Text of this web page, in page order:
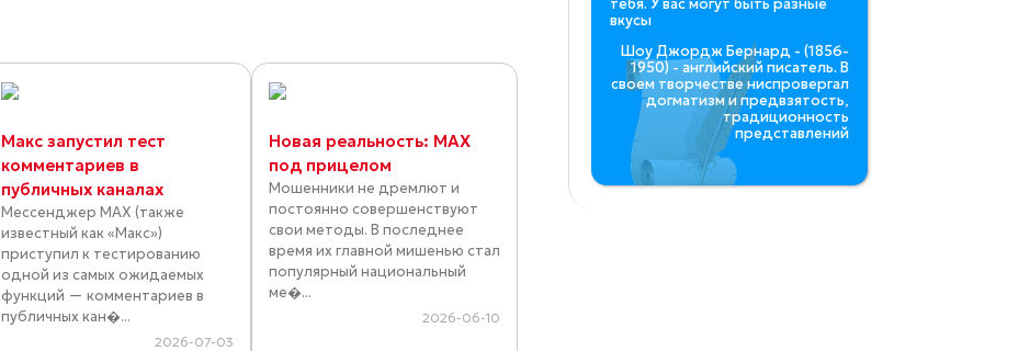
Макс запустил тест
комментариев в
публичных каналах
Мессенджер MAX (также
известный как «Макс»)
приступил к тестированию
одной из самых ожидаемых
функций — комментариев в
публичных кан�...
2026-07-03
Новая реальность: MAX
под прицелом
Мошенники не дремлют и
постоянно совершенствуют
свои методы. В последнее
время их главной мишенью стал
популярный национальный
ме�...
2026-06-10
вкусы
Шоу Джордж Бернард - (1856-
1950) - английский писатель. В
своем творчестве ниспровергал
догматизм и предвзятость,
традиционность
представлений